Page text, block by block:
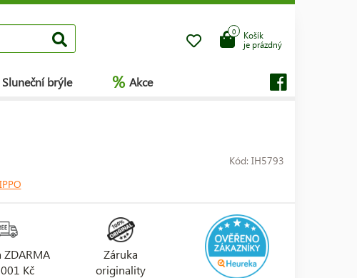
Košík
je prázdný
0
Sluneční brýle % Akce
Kód: IH5793
ZDARMA
Kč
Záruka
originality